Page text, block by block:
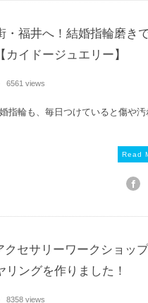
・福井へ！結婚指輪磨き
イドージュエリー】
6561 views
指輪も、毎日つけていると傷や汚
Read
クセサリーワークショッ
ングを作りました！
8358 views